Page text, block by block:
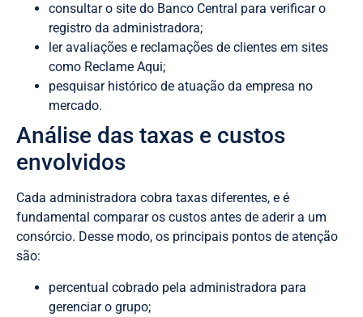
consultar o site do Banco Central para verificar o
registro da administradora;
ler avaliações e reclamações de clientes em sites
como Reclame Aqui;
pesquisar histórico de atuação da empresa no
mercado.
Análise das taxas e custos
envolvidos
Cada administradora cobra taxas diferentes, e é
fundamental comparar os custos antes de aderir a um
consórcio. Desse modo, os principais pontos de atenção
são:
percentual cobrado pela administradora para
gerenciar o grupo;